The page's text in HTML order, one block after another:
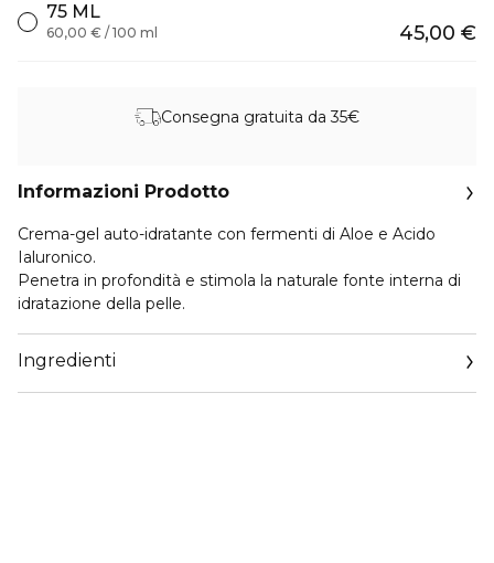
75 ML
45,00 €
60,00 € / 100 ml
Consegna gratuita da 35€
Informazioni Prodotto
Crema-gel auto-idratante con fermenti di Aloe e Acido
Ialuronico.
Penetra in profondità e stimola la naturale fonte interna di
idratazione della pelle.
Ingredienti